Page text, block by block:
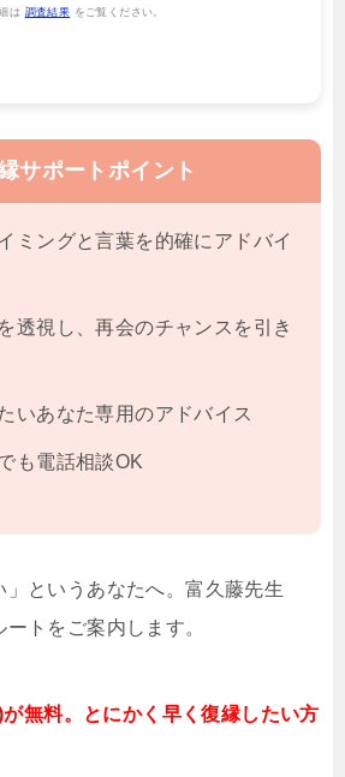
は 調査結果 をご覧ください。
サポートポイント
ミングと言葉を的確にアドバイ
透視し、再会のチャンスを引き
いあなた専用のアドバイス
も電話相談OK
」というあなたへ。富久藤先生
トをご案内します。
無料。とにかく早く復縁したい方